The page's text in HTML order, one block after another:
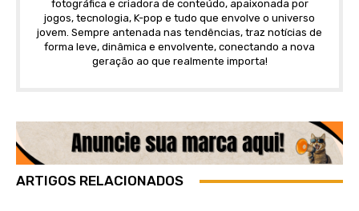
fotográfica e criadora de conteúdo, apaixonada por
jogos, tecnologia, K-pop e tudo que envolve o universo
jovem. Sempre antenada nas tendências, traz notícias de
forma leve, dinâmica e envolvente, conectando a nova
geração ao que realmente importa!
ARTIGOS RELACIONADOS